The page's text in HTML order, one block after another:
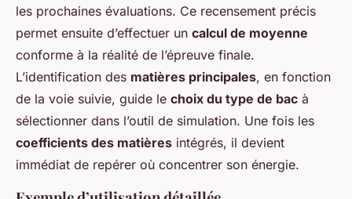
les prochaines évaluations. Ce recensement précis
permet ensuite d’effectuer un calcul de moyenne
conforme à la réalité de l’épreuve finale.
L’identification des matières principales, en fonction
de la voie suivie, guide le choix du type de bac à
sélectionner dans l’outil de simulation. Une fois les
coefficients des matières intégrés, il devient
immédiat de repérer où concentrer son énergie.